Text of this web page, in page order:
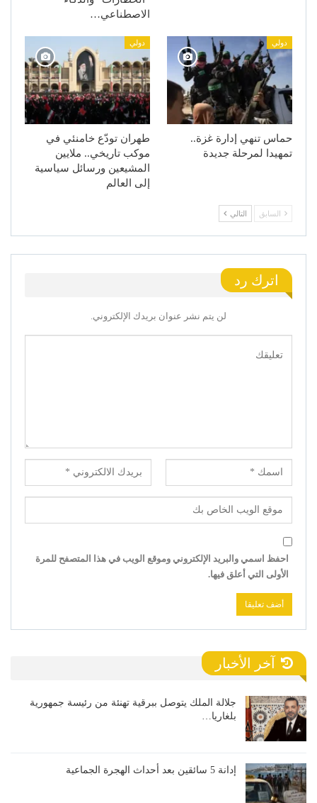
الاصطناعي…
دولي
حماس تنهي إدارة غزة..
تمهيدا لمرحلة جديدة
دولي
طهران تودّع خامنئي في
موكب تاريخي.. ملايين
المشيعين ورسائل سياسية
إلى العالم
السابق التالي
اترك رد
لن يتم نشر عنوان بريدك الإلكتروني.
احفظ اسمي والبريد الإلكتروني وموقع الويب في هذا المتصفح للمرة
الأولى التي أعلق فيها.
آخر الأخبار
جلالة الملك يتوصل ببرقية تهنئة من رئيسة جمهورية
بلغاريا…
إدانة 5 سائقين بعد أحداث الهجرة الجماعية